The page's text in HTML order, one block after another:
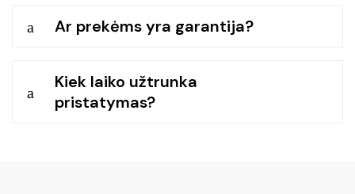
a Ar prekėms yra garantija?
a
Kiek laiko užtrunka
pristatymas?